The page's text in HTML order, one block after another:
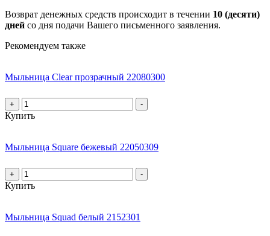
Возврат денежных средств происходит в течении 10 (десяти)
дней со дня подачи Вашего письменного заявления.
Рекомендуем также
Мыльница Clear прозрачный 22080300
+ -
Купить
Мыльница Square бежевый 22050309
+ -
Купить
Мыльница Squad белый 2152301